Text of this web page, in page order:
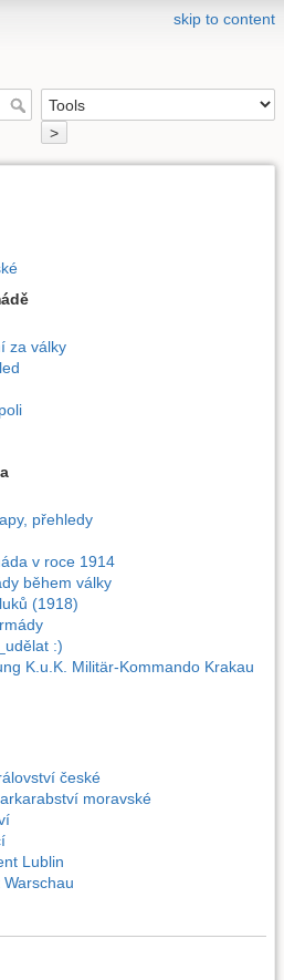
skip to content
>
za války
přehledy
v roce 1914
během války
(1918)
:)
K.u.K. Militär-Kommando Krakau
české
moravské
Lublin